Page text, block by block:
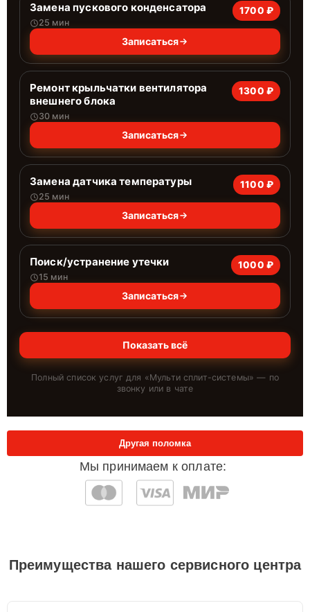
Замена пускового конденсатора
25 мин
1700 ₽
Записаться
Ремонт крыльчатки вентилятора
внешнего блока
30 мин
1300 ₽
Записаться
Замена датчика температуры
25 мин
1100 ₽
Записаться
Поиск/устранение утечки
15 мин
1000 ₽
Записаться
Показать всё
Полный список услуг для «Мульти сплит-системы» — по
звонку или в чате
Мы принимаем к оплате:
Другая поломка
Преимущества нашего сервисного центра